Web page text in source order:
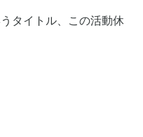
タイトル、この活動休